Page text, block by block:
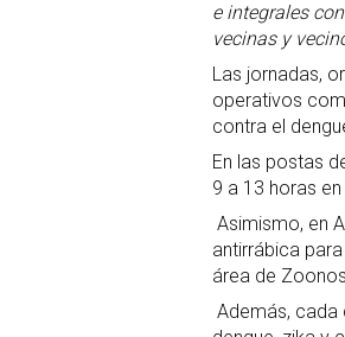
e integrales
vecinas y
Las jornadas,
operativos
contra el
En las postas
9 a 13 horas
Asimismo, en
antirrábica
área de
Además, cada